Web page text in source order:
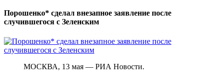
Порошенко* сделал внезапное заявление после
случившегося с Зеленским
МОСКВА, 13 мая — РИА Новости.